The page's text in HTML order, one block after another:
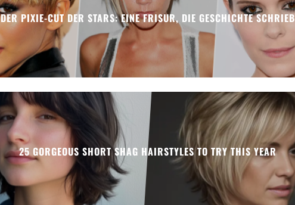
DER PIXIE-CUT DER STARS: EINE FRISUR, DIE GESCHICHTE SCHRIEB
25 GORGEOUS SHORT SHAG HAIRSTYLES TO TRY THIS YEAR